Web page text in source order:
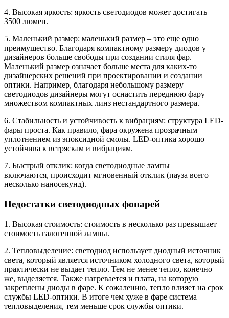
4. Высокая яркость: яркость светодиодов может достигать
3500 люмен.
5. Маленький размер: маленький размер – это еще одно
преимущество. Благодаря компактному размеру диодов у
дизайнеров больше свободы при создании стиля фар.
Маленький размер означает больше места для каких-то
дизайнерских решений при проектировании и создании
оптики. Например, благодаря небольшому размеру
светодиодов дизайнеры могут оснастить переднюю фару
множеством компактных линз нестандартного размера.
6. Стабильность и устойчивость к вибрациям: структура LED-
фары проста. Как правило, фара окружена прозрачным
уплотнением из эпоксидной смолы. LED-оптика хорошо
устойчива к встряскам и вибрациям.
7. Быстрый отклик: когда светодиодные лампы
включаются, происходит мгновенный отклик (пауза всего
несколько наносекунд).
Недостатки светодиодных фонарей
1. Высокая стоимость: стоимость в несколько раз превышает
стоимость галогенной лампы.
2. Тепловыделение: светодиод использует диодный источник
света, который является источником холодного света, который
практически не выдает тепло. Тем не менее тепло, конечно
же, выделяется. Также нагревается и плата, на которую
закреплены диоды в фаре. К сожалению, тепло влияет на срок
службы LED-оптики. В итоге чем хуже в фаре система
тепловыделения, тем меньше срок службы оптики.